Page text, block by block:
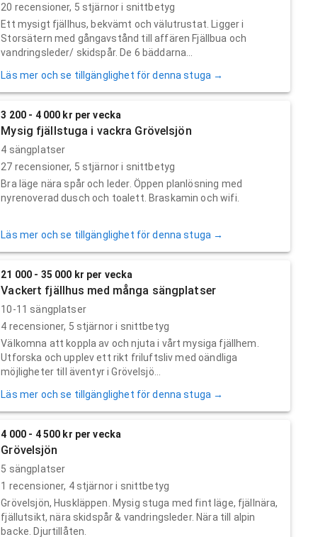
20 recensioner, 5 stjärnor i snittbetyg
Ett mysigt fjällhus, bekvämt och välutrustat. Ligger i
Storsätern med gångavstånd till affären Fjällbua och
vandringsleder/ skidspår. De 6 bäddarna...
Läs mer och se tillgänglighet för denna stuga →
3 200 - 4 000 kr per vecka
Mysig fjällstuga i vackra Grövelsjön
4 sängplatser
27 recensioner, 5 stjärnor i snittbetyg
Bra läge nära spår och leder. Öppen planlösning med
nyrenoverad dusch och toalett. Braskamin och wifi.
Läs mer och se tillgänglighet för denna stuga →
21 000 - 35 000 kr per vecka
Vackert fjällhus med många sängplatser
10-11 sängplatser
4 recensioner, 5 stjärnor i snittbetyg
Välkomna att koppla av och njuta i vårt mysiga fjällhem.
Utforska och upplev ett rikt friluftsliv med oändliga
möjligheter till äventyr i Grövelsjö...
Läs mer och se tillgänglighet för denna stuga →
4 000 - 4 500 kr per vecka
Grövelsjön
5 sängplatser
1 recensioner, 4stjärnor i snittbetyg
Grövelsjön, Huskläppen. Mysig stuga med fint läge, fjällnära,
fjällutsikt, nära skidspår & vandringsleder. Nära till alpin
backe. Djurtillåten.